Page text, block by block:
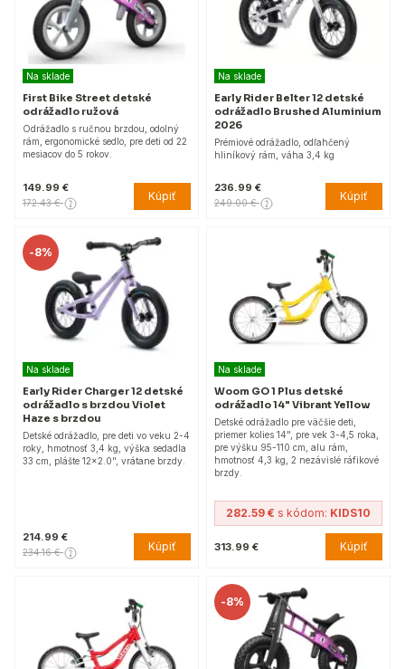
Na sklade
First Bike Street detské
odrážadlo ružová
Odrážadlo s ručnou brzdou, odolný
rám, ergonomické sedlo, pre deti od 22
mesiacov do 5 rokov.
149.99 €
172.43 € Kúpiť
Na sklade
Early Rider Belter 12 detské
odrážadlo Brushed Aluminium
2026
Prémiové odrážadlo, odľahčený
hliníkový rám, váha 3,4 kg
236.99 €
249.00 € Kúpiť
-8%
Na sklade
Early Rider Charger 12 detské
odrážadlo s brzdou Violet
Haze s brzdou
Detské odrážadlo, pre deti vo veku 2-4
roky, hmotnosť 3,4 kg, výška sedadla
33 cm, plášte 12x2.0", vrátane brzdy.
214.99 €
234.16 € Kúpiť
Na sklade
Woom GO 1 Plus detské
odrážadlo 14" Vibrant Yellow
Detské odrážadlo pre väčšie deti,
priemer kolies 14", pre vek 3-4,5 roka,
pre výšku 95-110 cm, alu rám,
hmotnosť 4,3 kg, 2 nezávislé ráfikové
brzdy.
282.59 € s kódom: KIDS10
313.99 € Kúpiť
-8%